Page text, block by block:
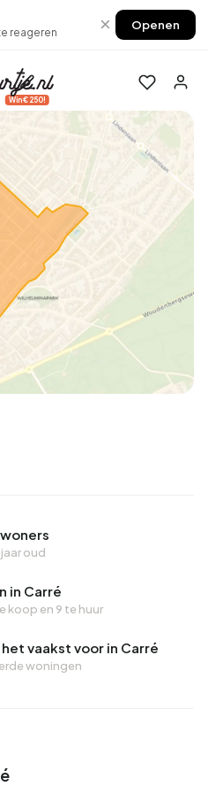
reageren × Openen
Win €250!
oud
in Carré
koop en 9 te huur
vaakst voor in Carré
woningen